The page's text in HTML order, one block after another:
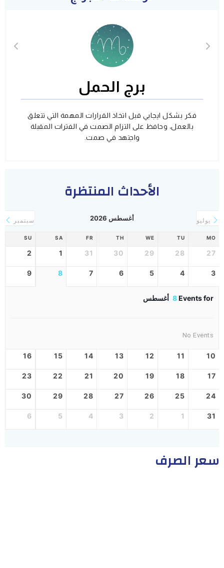
برج الحمل
فكر بشكل ايجابي قبل اتخاذ القرارات المهمة التي تتعلق
بالعمل، وحافظ على التزام الصمت في الفترات المقبلة
واجتهد في صمت.
الأحداث المنتظرة
يوليو أغسطس 2026 سبتمبر
MO
TU
WE
TH
FR
SA
SU
27
28
29
30
31
1
2
3
4
5
6
7
8
9
Events for
8 أغسطس
No Events
10
11
12
13
14
15
16
17
18
19
20
21
22
23
24
25
26
27
28
29
30
31
1
2
3
4
5
6
سعر الصرف